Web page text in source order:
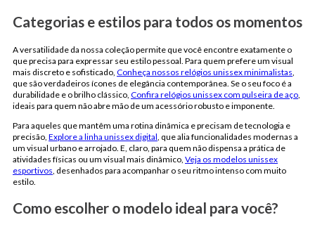
Categorias e estilos para todos os momentos
A versatilidade da nossa coleção permite que você encontre exatamente o
que precisa para expressar seu estilo pessoal. Para quem prefere um visual
mais discreto e sofisticado, Conheça nossos relógios unissex minimalistas
que são verdadeiros ícones de elegância contemporânea. Se o seu foco é a
durabilidade e o brilho clássico, Confira relógios unissex com pulseira de aço
ideais para quem não abre mão de um acessório robusto e imponente.
Para aqueles que mantêm uma rotina dinâmica e precisam de tecnologia e
precisão, Explore a linha unissex digital , que alia funcionalidades modernas a
um visual urbano e arrojado. E, claro, para quem não dispensa a prática de
atividades físicas ou um visual mais dinâmico, Veja os modelos unissex
esportivos , desenhados para acompanhar o seu ritmo intenso com muito
estilo.
Como escolher o modelo ideal para você?